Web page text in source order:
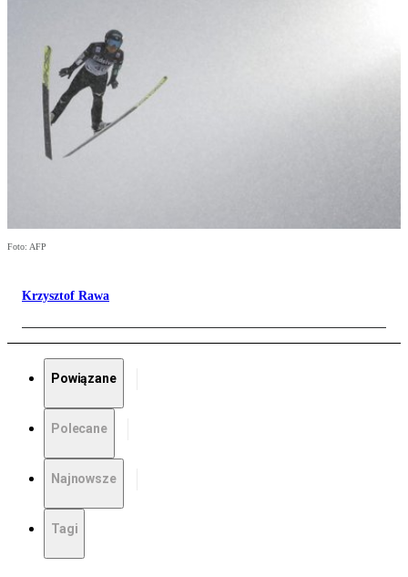
Foto: AFP
Krzysztof Rawa
Powiązane
Polecane
Najnowsze
Tagi